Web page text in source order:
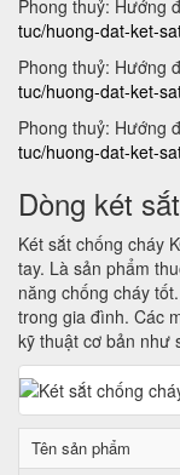
Phong thuỷ: Hướng
tuc/huong-dat-ket-
Phong thuỷ: Hướng
tuc/huong-dat-ket-
Phong thuỷ: Hướng
tuc/huong-dat-ket-
Dòng két
Két sắt chống cháy
tay. Là sản phẩm
năng chống cháy
trong gia đình. Các
kỹ thuật cơ bản như
Tên sản phẩm